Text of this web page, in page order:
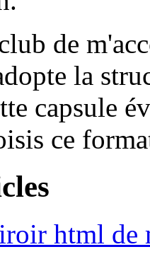
de
la
capsule
ce
html de